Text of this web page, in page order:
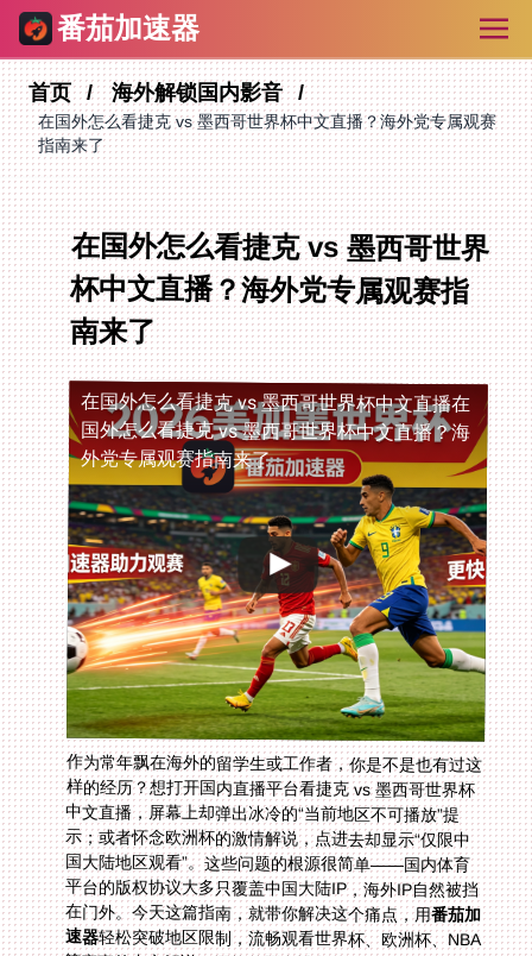
番茄加速器
首页 海外解锁国内影音
在国外怎么看捷克 vs 墨西哥世界杯中文直播？海外党专属观赛
指南来了
在国外怎么看捷克 vs 墨西哥世界
杯中文直播？海外党专属观赛指
南来了
在国外怎么看捷克 vs 墨西哥世界杯中文直播在
国外怎么看捷克 vs 墨西哥世界杯中文直播？海
外党专属观赛指南来了
作为常年飘在海外的留学生或工作者，你是不是也有过这
样的经历？想打开国内直播平台看捷克 vs 墨西哥世界杯
中文直播，屏幕上却弹出冰冷的“当前地区不可播放”提
示；或者怀念欧洲杯的激情解说，点进去却显示“仅限中
国大陆地区观看”。这些问题的根源很简单——国内体育
平台的版权协议大多只覆盖中国大陆IP，海外IP自然被挡
在门外。今天这篇指南，就带你解决这个痛点，用番茄加
速器轻松突破地区限制，流畅观看世界杯、欧洲杯、NBA